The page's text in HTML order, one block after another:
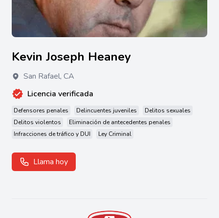
Kevin Joseph Heaney
San Rafael, CA
Licencia verificada
Defensores penales Delincuentes juveniles
Delitos sexuales
Delitos violentos
Eliminación de antecedentes penales
Infracciones de tráfico y DUI
Ley Criminal
Llama hoy